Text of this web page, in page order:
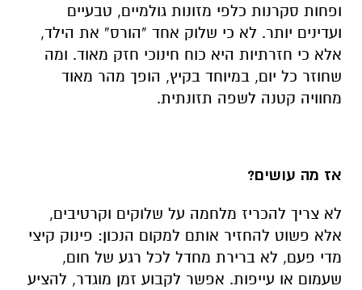
ופחות סקרנות כלפי מזונות גולמיים, טבעיים
ועדינים יותר. לא כי שלוק אחד “הורס” את הילד,
אלא כי חזרתיות היא כוח חינוכי חזק מאוד. ומה
שחוזר כל יום, במיוחד בקיץ, הופך מהר מאוד
מחוויה קטנה לשפה תזונתית.
אז מה עושים?
לא צריך להכריז מלחמה על שלוקים וקרטיבים,
אלא פשוט להחזיר אותם למקום הנכון: פינוק קיצי
מדי פעם, לא ברירת מחדל לכל רגע של חום,
שעמום או עייפות. אפשר לקבוע זמן מוגדר, להציע